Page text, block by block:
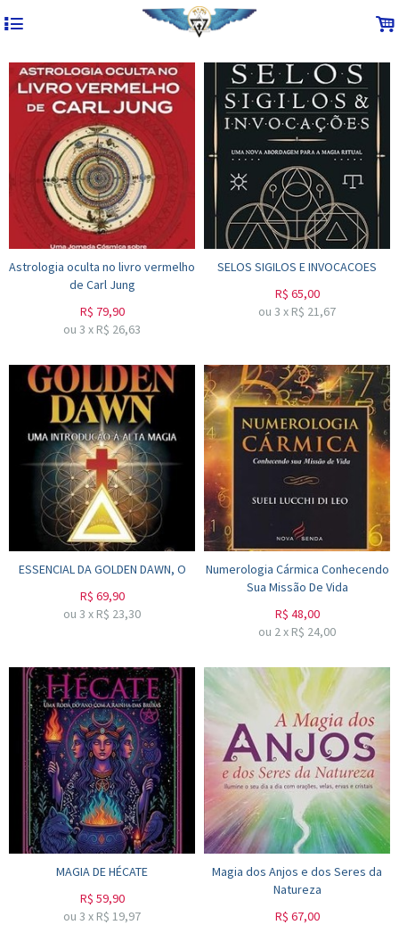
4 .
Astrologia oculta no livro vermelho
de Carl Jung
R$ 79,90
ou 3 x R$ 26,63
SELOS SIGILOS E INVOCACOES
R$ 65,00
ou 3 x R$ 21,67
ESSENCIAL DA GOLDEN DAWN, O
R$ 69,90
ou 3 x R$ 23,30
Numerologia Cármica Conhecendo
Sua Missão De Vida
R$ 48,00
ou 2x R$ 24,00
MAGIA DE HÉCATE
R$ 59,90
ou 3 x R$ 19,97
Magia dos Anjos e dos Seres da
Natureza
R$ 67,00